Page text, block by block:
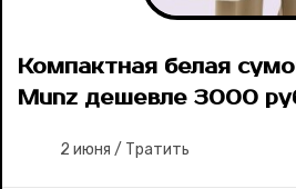
Компактная белая
Munz дешевле 3000
2 июня / Тратить